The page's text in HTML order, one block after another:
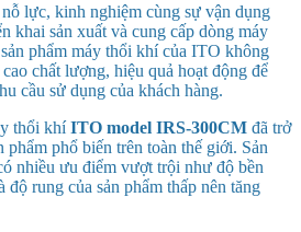
lực, kinh nghiệm cùng sự vận dụng
khai sản xuất và cung cấp dòng máy
phẩm máy thổi khí của ITO không
chất lượng, hiệu quả hoạt động để
cầu sử dụng của khách hàng.
thổi khíITO model IRS-300CM đã trở
phẩm phổ biến trên toàn thế giới. Sản
nhiều ưu điểm vượt trội như độ bền
độ rung của sản phẩm thấp nên tăng